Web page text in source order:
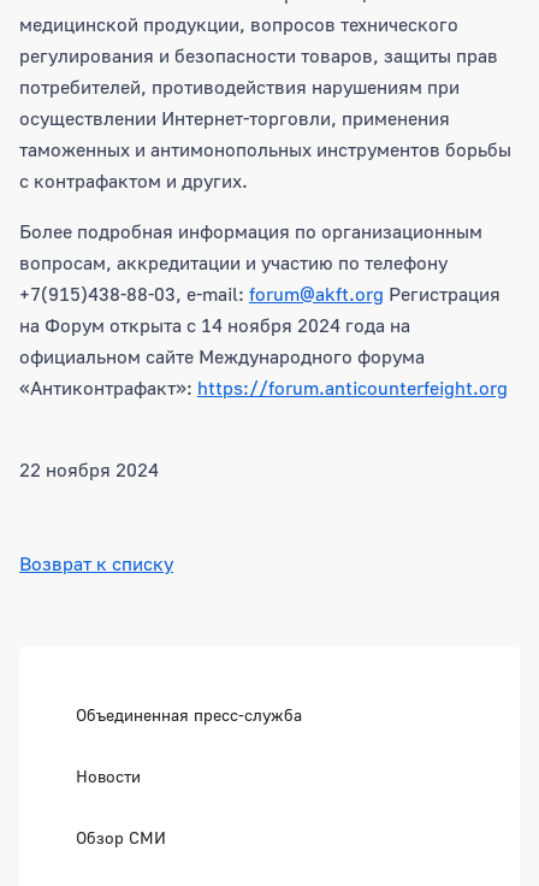
медицинской продукции, вопросов технического
регулирования и безопасности товаров, защиты прав
потребителей, противодействия нарушениям при
осуществлении Интернет-торговли, применения
таможенных и антимонопольных инструментов борьбы
с контрафактом и других.
Более подробная информация по организационным
вопросам, аккредитации и участию по телефону
+7(915)438-88-03, e-mail: forum@akft.org Регистрация
на Форум открыта с 14 ноября 2024 года на
официальном сайте Международного форума
«Антиконтрафакт»: https://forum.anticounterfeight.org
22 ноября 2024
Возврат к списку
Объединенная пресс-служба
Новости
Обзор СМИ